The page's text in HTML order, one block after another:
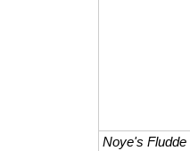
Noye's Fludde